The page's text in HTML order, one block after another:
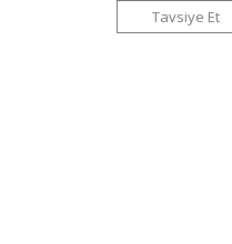
Haber
Tavsiye Et